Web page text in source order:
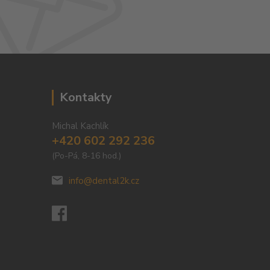
Kontakty
Michal Kachlík
+420 602 292 236
(Po-Pá, 8-16 hod.)
info@dental2k.cz